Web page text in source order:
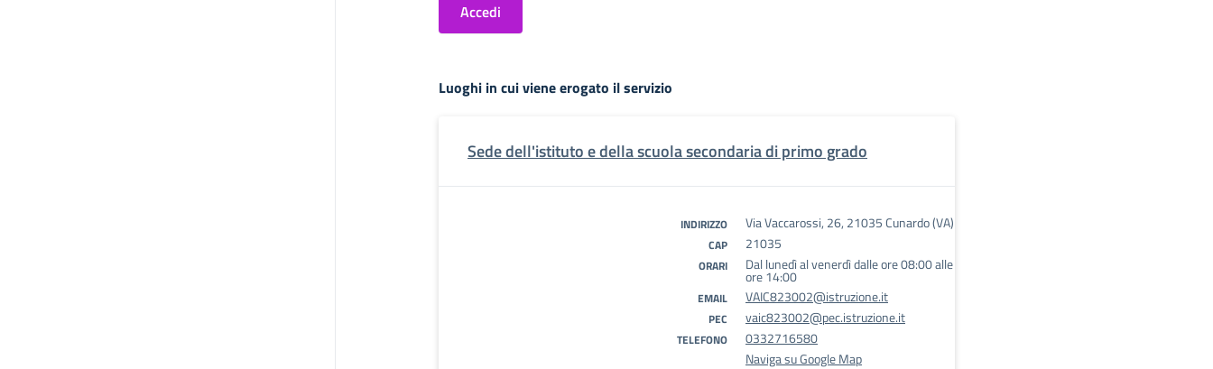
Accedi
Luoghi in cui viene erogato il servizio
Sede dell'istituto e della scuola secondaria di primo grado
INDIRIZZO Via Vaccarossi, 26, 21035 Cunardo (VA)
CAP 21035
ORARI Dal lunedì al venerdì dalle ore 08:00 alle
ore 14:00
EMAIL VAIC823002@istruzione.it
PEC vaic823002@pec.istruzione.it
TELEFONO
0332716580
Naviga su Google Map